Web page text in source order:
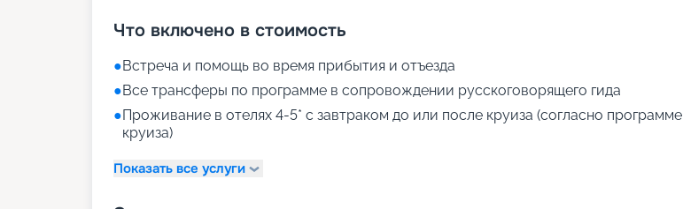
Что включено в стоимость
●Встреча и помощь во время прибытия и отъезда
●Все трансферы по программе в сопровождении русскоговорящего гида
●Проживание в отелях 4-5* с завтраком до или после круиза (согласно программе
круиза)
Показать все услуги